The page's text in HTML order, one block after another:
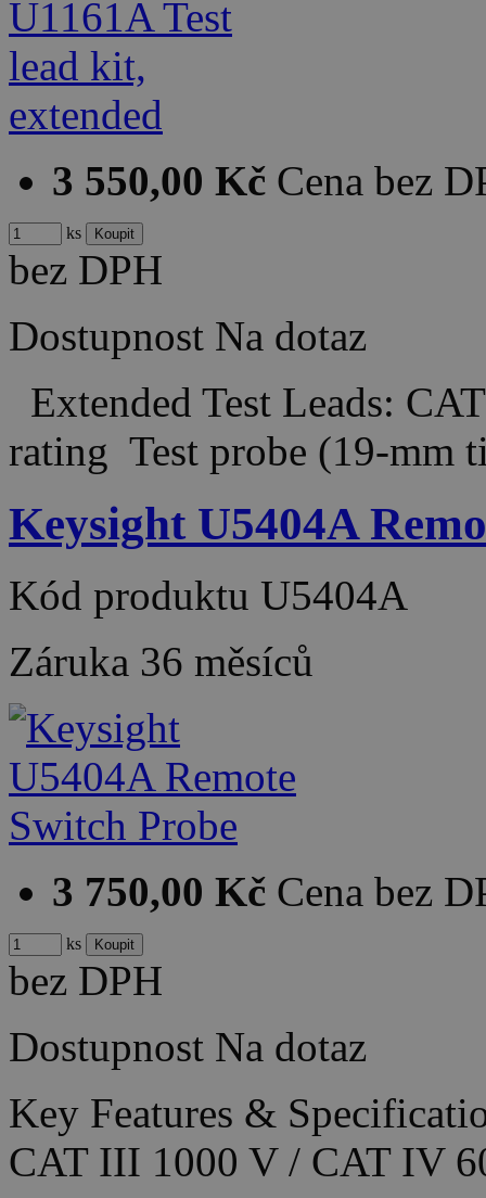
3 550,00 Kč Cena bez
ks
bez DPH
Dostupnost Na dotaz
Extended Test Leads:
rating Test probe (19-mm
Keysight U5404A
Kód produktu U5404A
Záruka 36 měsíců
3 750,00 Kč Cena bez
ks
bez DPH
Dostupnost Na dotaz
Key Features &
CAT III 1000 V / CAT IV